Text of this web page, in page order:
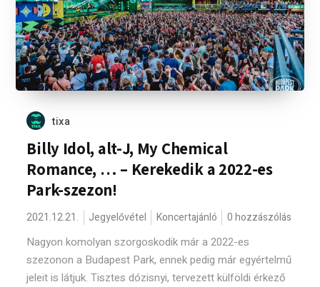
tixa
Billy Idol, alt-J, My Chemical
Romance, … – Kerekedik a 2022-es
Park-szezon!
2021.12.21. Jegyelővétel Koncertajánló 0 hozzászólás
Nagyon komolyan szorgoskodik már a 2022-es
szezonon a Budapest Park, ennek pedig már egyértelmű
jeleit is látjuk. Tisztes dózisnyi, tervezett külföldi érkező